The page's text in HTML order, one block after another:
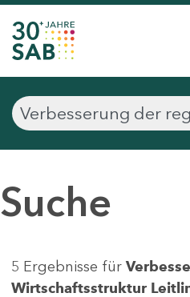
Suche
5 Ergebnisse für
Wirtschaftsstruktur